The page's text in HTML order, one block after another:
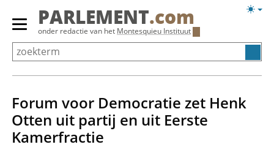
Overslaan
Primair
menu
tonen/verbergen
PARLEMENT.com
onder redactie van het Montesquieu Instituut
Forum voor Democratie zet Henk
Otten uit partij en uit Eerste
Kamerfractie